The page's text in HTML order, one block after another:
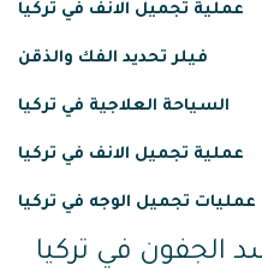
عملية تجميل الانف في تركيا
فيلر تحديد الفك والذقن
السياحة العلاجية في تركيا
عملية تجميل الانف في تركيا
عمليات تجميل الوجه في تركيا
الجفون في تركيا